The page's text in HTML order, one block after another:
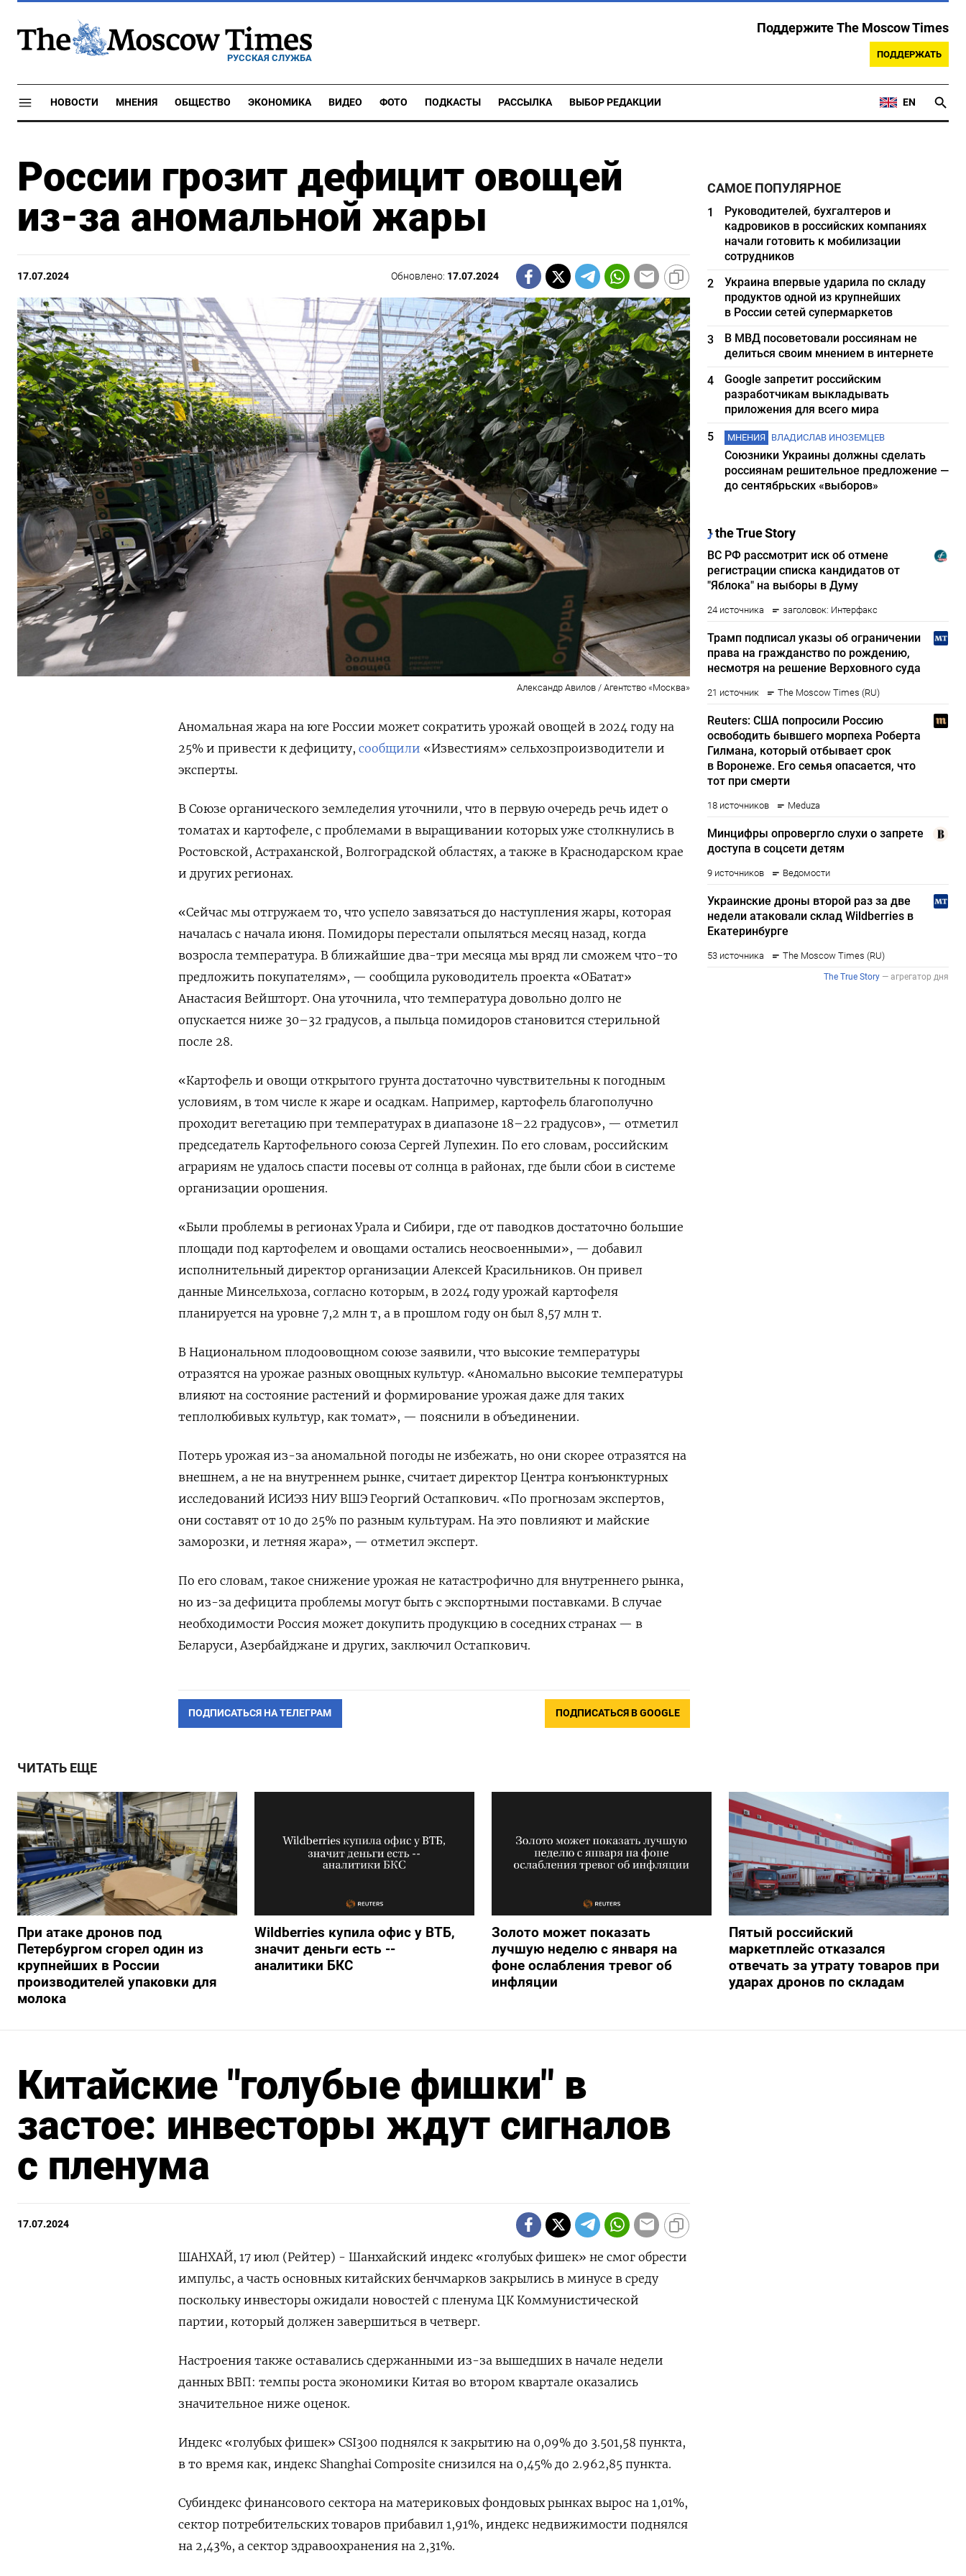
РУССКАЯ СЛУЖБА
Поддержите The Moscow Times
ПОДДЕРЖАТЬ
НОВОСТИ МНЕНИЯ ОБЩЕСТВО ЭКОНОМИКА ВИДЕО ФОТО ПОДКАСТЫ РАССЫЛКА ВЫБОР РЕДАКЦИИ EN
России грозит дефицит овощей
из-за аномальной жары
17.07.2024 Обновлено: 17.07.2024
Александр Авилов / Агентство «Москва»
Аномальная жара на юге России может сократить урожай овощей в 2024 году на
25% и привести к дефициту, сообщили «Известиям» сельхозпроизводители и
эксперты.
В Союзе органического земледелия уточнили, что в первую очередь речь идет о
томатах и картофеле, с проблемами в выращивании которых уже столкнулись в
Ростовской, Астраханской, Волгоградской областях, а также в Краснодарском крае
и других регионах.
«Сейчас мы отгружаем то, что успело завязаться до наступления жары, которая
началась с начала июня. Помидоры перестали опыляться месяц назад, когда
возросла температура. В ближайшие два-три месяца мы вряд ли сможем что-то
предложить покупателям», — сообщила руководитель проекта «ОБатат»
Анастасия Вейшторт. Она уточнила, что температура довольно долго не
опускается ниже 30–32 градусов, а пыльца помидоров становится стерильной
после 28.
«Картофель и овощи открытого грунта достаточно чувствительны к погодным
условиям, в том числе к жаре и осадкам. Например, картофель благополучно
проходит вегетацию при температурах в диапазоне 18–22 градусов», — отметил
председатель Картофельного союза Сергей Лупехин. По его словам, российским
аграриям не удалось спасти посевы от солнца в районах, где были сбои в системе
организации орошения.
«Были проблемы в регионах Урала и Сибири, где от паводков достаточно большие
площади под картофелем и овощами остались неосвоенными», — добавил
исполнительный директор организации Алексей Красильников. Он привел
данные Минсельхоза, согласно которым, в 2024 году урожай картофеля
планируется на уровне 7,2 млн т, а в прошлом году он был 8,57 млн т.
В Национальном плодоовощном союзе заявили, что высокие температуры
отразятся на урожае разных овощных культур. «Аномально высокие температуры
влияют на состояние растений и формирование урожая даже для таких
теплолюбивых культур, как томат», — пояснили в объединении.
Потерь урожая из-за аномальной погоды не избежать, но они скорее отразятся на
внешнем, а не на внутреннем рынке, считает директор Центра конъюнктурных
исследований ИСИЭЗ НИУ ВШЭ Георгий Остапкович. «По прогнозам экспертов,
они составят от 10 до 25% по разным культурам. На это повлияют и майские
заморозки, и летняя жара», — отметил эксперт.
По его словам, такое снижение урожая не катастрофично для внутреннего рынка,
но из-за дефицита проблемы могут быть с экспортными поставками. В случае
необходимости Россия может докупить продукцию в соседних странах — в
Беларуси, Азербайджане и других, заключил Остапкович.
ПОДПИСАТЬСЯ НА ТЕЛЕГРАМ ПОДПИСАТЬСЯ В GOOGLE
САМОЕ ПОПУЛЯРНОЕ
1
Руководителей, бухгалтеров и
кадровиков в российских компаниях
начали готовить к мобилизации
сотрудников
2
Украина впервые ударила по складу
продуктов одной из крупнейших
в России сетей супермаркетов
3
В МВД посоветовали россиянам не
делиться своим мнением в интернете
4
Google запретит российским
разработчикам выкладывать
приложения для всего мира
5
МНЕНИЯ ВЛАДИСЛАВ ИНОЗЕМЦЕВ
Союзники Украины должны сделать
россиянам решительное предложение —
до сентябрьских «выборов»
ЧИТАТЬ ЕЩЕ
При атаке дронов под
Петербургом сгорел один из
крупнейших в России
производителей упаковки для
молока
Wildberries купила офис у ВТБ,
значит деньги есть --
аналитики БКС
Золото может показать
лучшую неделю с января на
фоне ослабления тревог об
инфляции
Пятый российский
маркетплейс отказался
отвечать за утрату товаров при
ударах дронов по складам
Китайские "голубые фишки" в
застое: инвесторы ждут сигналов
с пленума
17.07.2024
ШАНХАЙ, 17 июл (Рейтер) - Шанхайский индекс «голубых фишек» не смог обрести
импульс, а часть основных китайских бенчмарков закрылись в минусе в среду
поскольку инвесторы ожидали новостей с пленума ЦК Коммунистической
партии, который должен завершиться в четверг.
Настроения также оставались сдержанными из-за вышедших в начале недели
данных ВВП: темпы роста экономики Китая во втором квартале оказались
значительное ниже оценок.
Индекс «голубых фишек» CSI300 поднялся к закрытию на 0,09% до 3.501,58 пункта,
в то время как, индекс Shanghai Composite снизился на 0,45% до 2.962,85 пункта.
Субиндекс финансового сектора на материковых фондовых рынках вырос на 1,01%,
сектор потребительских товаров прибавил 1,91%, индекс недвижимости поднялся
на 2,43%​, а сектор здравоохранения на 2,31%.